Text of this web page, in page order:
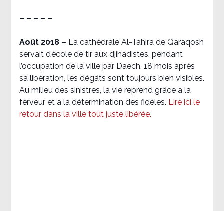
– – – – –
Août 2018 – La cathédrale Al-Tahira de Qaraqosh
servait d’école de tir aux djihadistes, pendant
l’occupation de la ville par Daech. 18 mois après
sa libération, les dégâts sont toujours bien visibles.
Au milieu des sinistres, la vie reprend grâce à la
ferveur et à la détermination des fidèles. Lire ici le
retour dans la ville tout juste libérée.